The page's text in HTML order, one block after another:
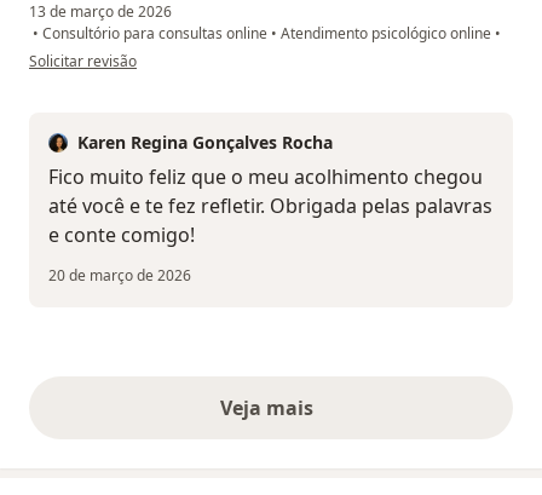
13 de março de 2026
• Consultório para consultas online • Atendimento psicológico online •
na opinião do utilizador Y.O.
Solicitar revisão
Karen Regina Gonçalves Rocha
Fico muito feliz que o meu acolhimento chegou
até você e te fez refletir. Obrigada pelas palavras
e conte comigo!
20 de março de 2026
Veja maisopiniões acima